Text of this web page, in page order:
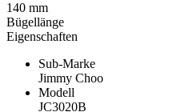
Eigenschaften
Sub-Marke
Jimmy Choo
Modell
JC3020B
140 mm
Bügellänge